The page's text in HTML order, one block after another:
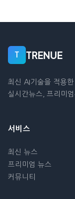
T TRENUE
최신 AI기술을 적용
실시간뉴스, 프리미
서비스
최신 뉴스
프리미엄 뉴스
커뮤니티